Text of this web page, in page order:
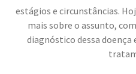
estágios e circunstâncias.
mais sobre o assunto,
diagnóstico dessa doença